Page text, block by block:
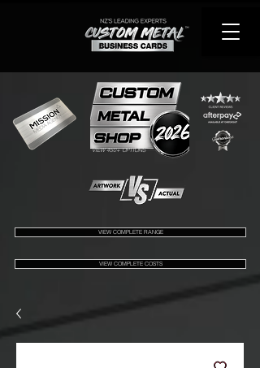
VIEW 450+ OPTIONS
VIEW COMPLETE RANGE
VIEW COMPLETE COSTS